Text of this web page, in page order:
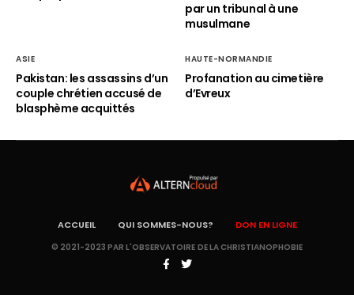
par un tribunal à une
musulmane
ASIE
Pakistan: les assassins d’un
couple chrétien accusé de
blasphème acquittés
HAUTE-NORMANDIE
Profanation au cimetière
d’Evreux
ACCUEIL QUI SOMMES-NOUS? DON EN LIGNE
© 2021-2023 PAR L'OBSERVATOIRE DE LA CHRISTIANOPHOBIE